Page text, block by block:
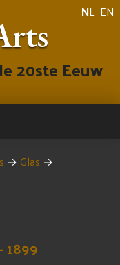
NL EN
20ste Eeuw
→ Glas →
1899